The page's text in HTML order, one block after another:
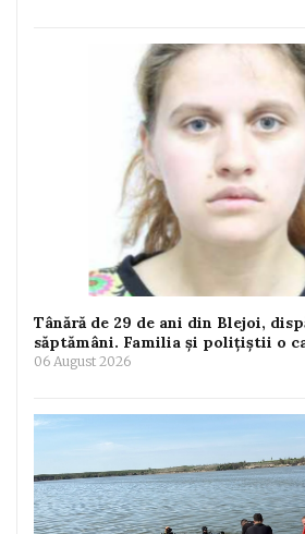
Tânără de 29 de ani din Blejoi,
săptămâni. Familia și polițiștii o
06 August 2026